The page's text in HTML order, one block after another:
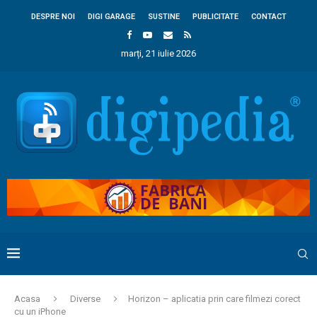
DESPRE NOI DIGI GARAGE SUSTINE PUBLICITATE CONTACT
marți, 21 iulie 2026
Acasa Diverse
Horizon – aplicatia prin care filmezi corect
cu un iPhone